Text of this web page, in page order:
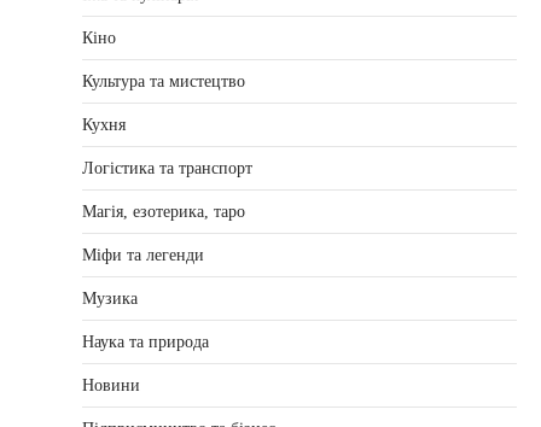
Кіно
Культура та мистецтво
Кухня
Логістика та транспорт
Магія, езотерика, таро
Міфи та легенди
Музика
Наука та природа
Новини